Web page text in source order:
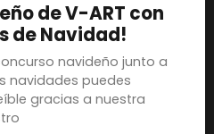
de V-ART con
de Navidad!
navideño junto a
navidades puedes
gracias a nuestra